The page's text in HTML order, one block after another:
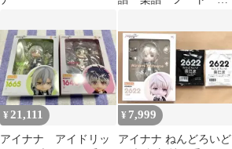
イドリッシュセブン
¥ 21,111
アイナナ アイドリッ
¥ 7,999
アイナナ ねんどろいど